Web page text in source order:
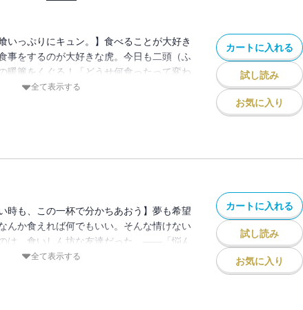
いっぷりにキュン。】食べることが大好き
事をするのが大好きな虎。今日も二頭（ふ
暖簾をくぐる！「どうせ何食ったって変わ
、そんな風に思ってた。もふもふ狼・三田
全て表示する
カートに入れる
試し読み
お気に入り
時も、この一杯で分かちあおう】夢も希望
んか食えれば何でもいい。そんな情けない
は、食いしん坊な友達だった。――「悩ん
行こう！」食欲に忠実な「ラーメン狼」こ
全て表示する
カートに入れる
試し読み
お気に入り